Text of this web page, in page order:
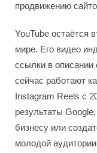
продвижению
YouTube остаётся
мире. Его видео
ссылки в описании
сейчас работают
Instagram Reels с
результаты
бизнесу или
молодой